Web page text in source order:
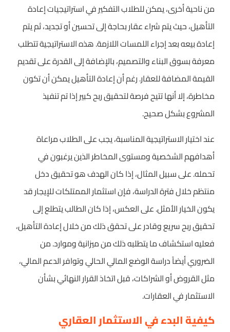
من ناحية أخرى، يمكن للطلاب التفكير في استراتيجيات إعادة
التأهيل، حيث يتم شراء عقار بحاجة إلى تحسين أو تجديد، ثم يتم
إعادة بيعه بعد إجراء اللمسات اللازمة. هذه الاستراتيجية تتطلب
معرفة بسوق البناء والتصميم، بالإضافة إلى القدرة على تقديم
القيمة المضافة للعقار. رغم أن إعادة التأهيل يمكن أن تكون
مخاطرة، إلا أنها تتيح فرصة لتحقيق ربح كبير إذا تم تنفيذ
المشروع بشكل صحيح.
عند اختيار الاستراتيجية المناسبة، يجب على الطلاب مراعاة
أهدافهم الشخصية ومستوى المخاطر الذين يرغبون في
تحمله. على سبيل المثال، إذا كان الهدف هو تحقيق دخل
منتظم خلال فترة الدراسة، فإن استثمار الممتلكات للإيجار قد
يكون الخيار الأمثل. على العكس، إذا كان الطالب يتطلع إلى
تحقيق ربح سريع وقادر على تحقق ذلك من خلال إعادة التأهيل،
فعليه استكشاف ما يتطلبه ذلك من ميزانية وموارد. من
الضروري أيضاً دراسة الوضع المالي الحالي وتوافر الدعم المالي،
مثل القروض أو الشراكات، قبل اتخاذ القرار النهائي بشأن
الاستثمار في العقارات.
كيفية البدء في الاستثمار العقاري